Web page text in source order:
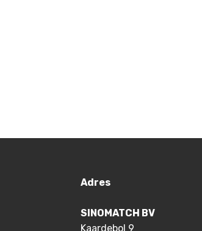
Adres
SINOMATCH BV
Kaardebol 9